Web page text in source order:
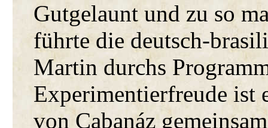
Gutgelaunt und zu so
führte die deutsch-
Martin durchs
Experimentierfreude ist
von Cabanáz